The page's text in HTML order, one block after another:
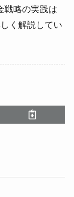
戦略の実践は
しく解説してい